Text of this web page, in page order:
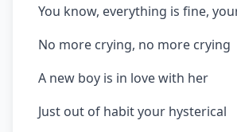
You know, everything is fine,
No more crying, no more crying
A new boy is in love with her
Just out of habit your hysterical